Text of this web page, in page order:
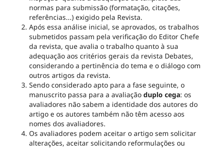
normas para submissão (formatação, citações,
referências...) exigido pela Revista.
Após essa análise inicial, se aprovados, os trabalhos
submetidos passam pela verificação do Editor Chefe
da revista, que avalia o trabalho quanto à sua
adequação aos critérios gerais da revista Debates,
considerando a pertinência do tema e o diálogo com
outros artigos da revista.
Sendo considerado apto para a fase seguinte, o
manuscrito passa para a avaliação duplo cega: os
avaliadores não sabem a identidade dos autores do
artigo e os autores também não têm acesso aos
nomes dos avaliadores.
Os avaliadores podem aceitar o artigo sem solicitar
alterações, aceitar solicitando reformulações ou